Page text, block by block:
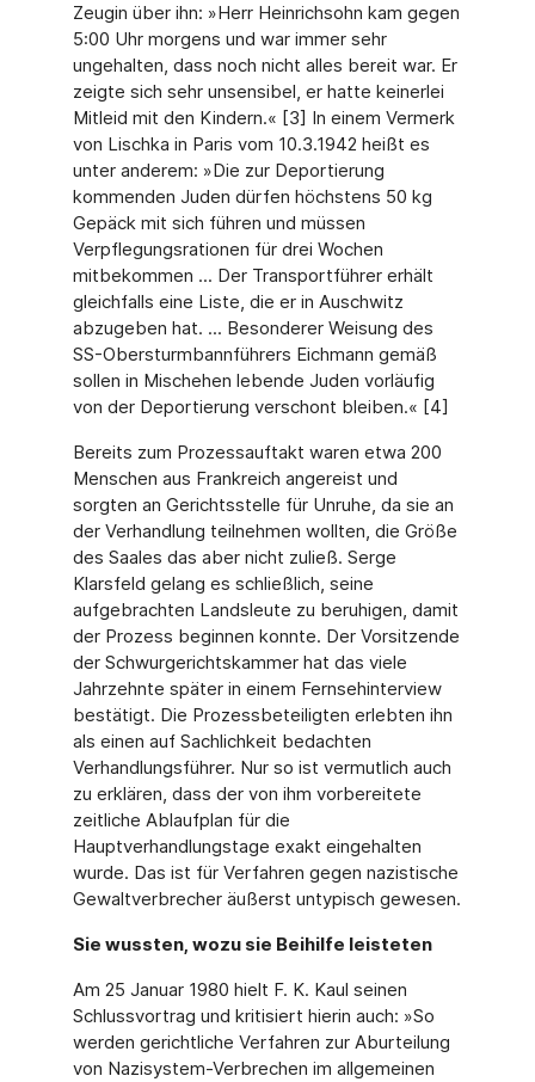
Zeugin über ihn: »Herr Heinrichsohn kam gegen
5:00 Uhr morgens und war immer sehr
ungehalten, dass noch nicht alles bereit war. Er
zeigte sich sehr unsensibel, er hatte keinerlei
Mitleid mit den Kindern.« [3] In einem Vermerk
von Lischka in Paris vom 10.3.1942 heißt es
unter anderem: »Die zur Deportierung
kommenden Juden dürfen höchstens 50 kg
Gepäck mit sich führen und müssen
Verpflegungsrationen für drei Wochen
mitbekommen ... Der Transportführer erhält
gleichfalls eine Liste, die er in Auschwitz
abzugeben hat. ... Besonderer Weisung des
SS-Obersturmbannführers Eichmann gemäß
sollen in Mischehen lebende Juden vorläufig
von der Deportierung verschont bleiben.« [4]
Bereits zum Prozessauftakt waren etwa 200
Menschen aus Frankreich angereist und
sorgten an Gerichtsstelle für Unruhe, da sie an
der Verhandlung teilnehmen wollten, die Größe
des Saales das aber nicht zuließ. Serge
Klarsfeld gelang es schließlich, seine
aufgebrachten Landsleute zu beruhigen, damit
der Prozess beginnen konnte. Der Vorsitzende
der Schwurgerichtskammer hat das viele
Jahrzehnte später in einem Fernsehinterview
bestätigt. Die Prozessbeteiligten erlebten ihn
als einen auf Sachlichkeit bedachten
Verhandlungsführer. Nur so ist vermutlich auch
zu erklären, dass der von ihm vorbereitete
zeitliche Ablaufplan für die
Hauptverhandlungstage exakt eingehalten
wurde. Das ist für Verfahren gegen nazistische
Gewaltverbrecher äußerst untypisch gewesen.
Sie wussten, wozu sie Beihilfe leisteten
Am 25 Januar 1980 hielt F. K. Kaul seinen
Schlussvortrag und kritisiert hierin auch: »So
werden gerichtliche Verfahren zur Aburteilung
von Nazisystem-Verbrechen im allgemeinen